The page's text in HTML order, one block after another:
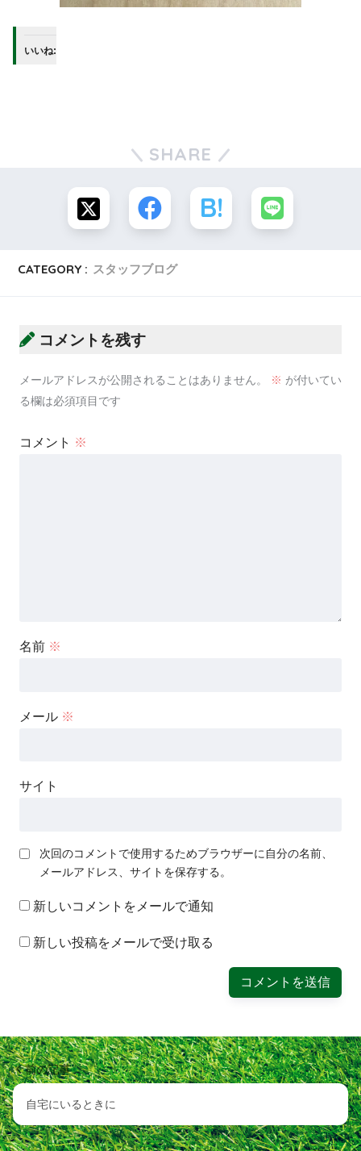
いいね:
SHARE
CATEGORY : スタッフブログ
コメントを残す
メールアドレスが公開されることはありません。 ※ が付いてい
る欄は必須項目です
コメント ※
名前 ※
メール ※
サイト
次回のコメントで使用するためブラウザーに自分の名前、
メールアドレス、サイトを保存する。
新しいコメントをメールで通知
新しい投稿をメールで受け取る
前の記事
自宅にいるときに